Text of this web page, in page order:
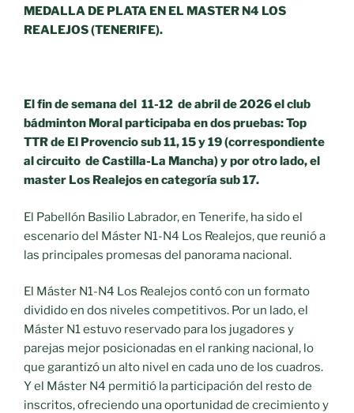
MEDALLA DE PLATA EN EL MASTER N4 LOS
REALEJOS (TENERIFE).
El fin de semana del 11-12 de abril de 2026 el club
bádminton Moral participaba en dos pruebas: Top
TTR de El Provencio sub 11, 15 y 19 (correspondiente
al circuito de Castilla-La Mancha) y por otro lado, el
master Los Realejos en categoría sub 17.
El Pabellón Basilio Labrador, en Tenerife, ha sido el
escenario del Máster N1-N4 Los Realejos, que reunió a
las principales promesas del panorama nacional.
El Máster N1-N4 Los Realejos contó con un formato
dividido en dos niveles competitivos. Por un lado, el
Máster N1 estuvo reservado para los jugadores y
parejas mejor posicionadas en el ranking nacional, lo
que garantizó un alto nivel en cada uno de los cuadros.
Y el Máster N4 permitió la participación del resto de
inscritos, ofreciendo una oportunidad de crecimiento y